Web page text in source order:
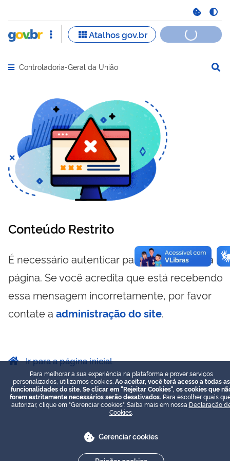
Abrir menu principal de navegação
Controladoria-Geral da União
Conteúdo Restrito
É necessário autenticar para visualizar essa
página. Se você acredita que está recebendo
essa mensagem incorretamente, por favor
contate a administração do site.
Ir para a página inicial
Para melhorar a sua experiência na plataforma e prover serviços
personalizados, utilizamos cookies. Ao aceitar, você terá acesso a todas as
funcionalidades do site. Se clicar em "Rejeitar Cookies", os cookies que
forem estritamente necessários serão desativados. Para escolher quais
autorizar, clique em "Gerenciar cookies". Saiba mais em nossa Declaração
Cookies
Gerenciar cookies